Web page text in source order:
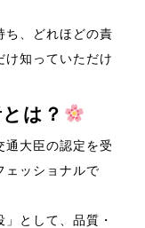
ち、どれほどの責
け知っていただけ
は？
通大臣の認定を受
ェッショナルで
として、品質・